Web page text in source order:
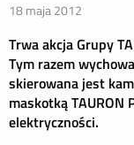
18 maja 2012
Trwa akcja Grupy
Tym razem
skierowana jest
maskotką TAURON
elektryczności.